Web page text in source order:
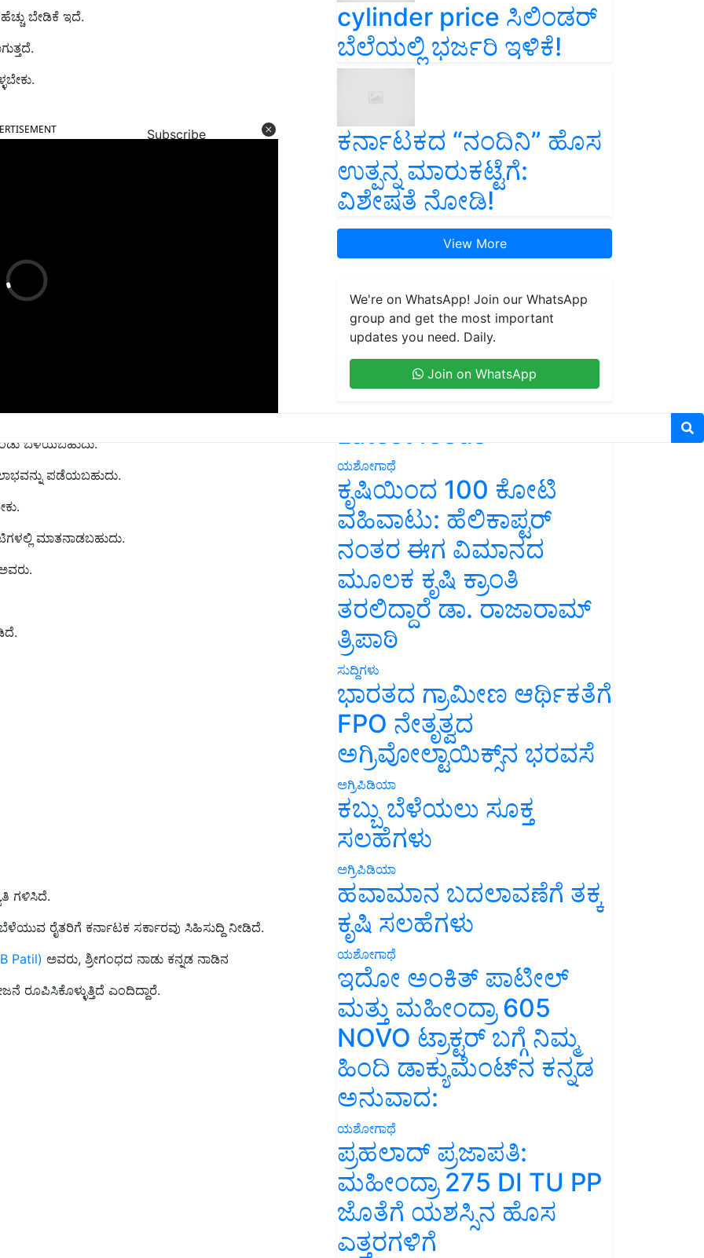
Subscribe
ಬೇಡಿಕೆ ಇದೆ.
ರೈತರಿಗೆ ಕರ್ನಾಟಕ ಸರ್ಕಾರವು ಸಿಹಿಸುದ್ದಿ ನೀಡಿದೆ.
ಅವರು, ಶ್ರೀಗಂಧದ ನಾಡು ಕನ್ನಡ ನಾಡಿನ
ರೂಪಿಸಿಕೊಳ್ಳುತ್ತಿದೆ ಎಂದಿದ್ದಾರೆ.
cylinder price ಸಿಲಿಂಡರ್‌
ಬೆಲೆಯಲ್ಲಿ ಭರ್ಜರಿ ಇಳಿಕೆ!
ಕರ್ನಾಟಕದ “ನಂದಿನಿ” ಹೊಸ
ಉತ್ಪನ್ನ ಮಾರುಕಟ್ಟೆಗೆ:
ವಿಶೇಷತೆ ನೋಡಿ!
View More
We're on WhatsApp! Join our WhatsApp
group and get the most important
updates you need. Daily.
Join on WhatsApp
Latest feeds
ಯಶೋಗಾಥೆ
ಕೃಷಿಯಿಂದ 100 ಕೋಟಿ
ವಹಿವಾಟು: ಹೆಲಿಕಾಪ್ಟರ್
ನಂತರ ಈಗ ವಿಮಾನದ
ಮೂಲಕ ಕೃಷಿ ಕ್ರಾಂತಿ
ತರಲಿದ್ದಾರೆ ಡಾ. ರಾಜಾರಾಮ್
ತ್ರಿಪಾಠಿ
ಸುದ್ದಿಗಳು
ಭಾರತದ ಗ್ರಾಮೀಣ ಆರ್ಥಿಕತೆಗೆ
FPO ನೇತೃತ್ವದ
ಅಗ್ರಿವೋಲ್ಟಾಯಿಕ್ಸ್‌ನ ಭರವಸೆ
ಅಗ್ರಿಪಿಡಿಯಾ
ಕಬ್ಬು ಬೆಳೆಯಲು ಸೂಕ್ತ
ಸಲಹೆಗಳು
ಅಗ್ರಿಪಿಡಿಯಾ
ಹವಾಮಾನ ಬದಲಾವಣೆಗೆ ತಕ್ಕ
ಕೃಷಿ ಸಲಹೆಗಳು
ಯಶೋಗಾಥೆ
ಇದೋ ಅಂಕಿತ್ ಪಾಟೀಲ್
ಮತ್ತು ಮಹೀಂದ್ರಾ 605
NOVO ಟ್ರಾಕ್ಟರ್ ಬಗ್ಗೆ ನಿಮ್ಮ
ಹಿಂದಿ ಡಾಕ್ಯುಮೆಂಟ್‌ನ ಕನ್ನಡ
ಅನುವಾದ:
ಯಶೋಗಾಥೆ
ಪ್ರಹಲಾದ್ ಪ್ರಜಾಪತಿ:
ಮಹೀಂದ್ರಾ 275 DI TU PP
ಜೊತೆಗೆ ಯಶಸ್ಸಿನ ಹೊಸ
ಎತ್ತರಗಳಿಗೆ